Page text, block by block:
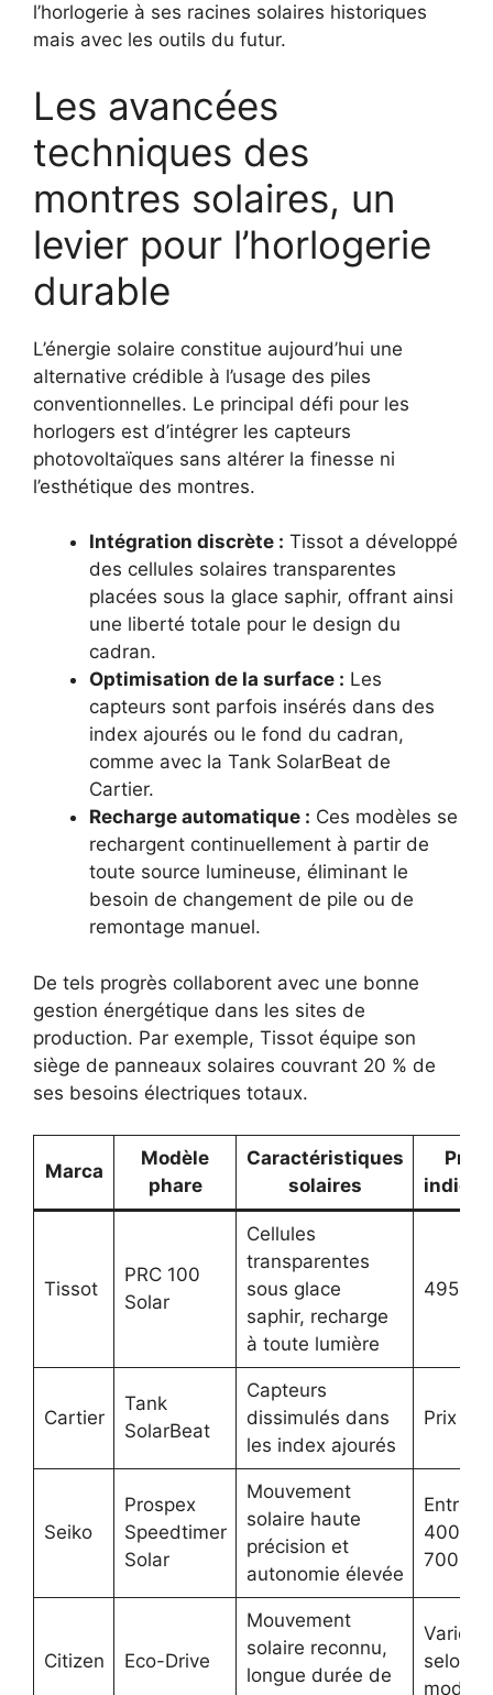
l’horlogerie à ses racines solaires historiques
mais avec les outils du futur.
Les avancées
techniques des
montres solaires, un
levier pour l’horlogerie
durable
L’énergie solaire constitue aujourd’hui une
alternative crédible à l’usage des piles
conventionnelles. Le principal défi pour les
horlogers est d’intégrer les capteurs
photovoltaïques sans altérer la finesse ni
l’esthétique des montres.
Intégration discrète : Tissot a développé
des cellules solaires transparentes
placées sous la glace saphir, offrant ainsi
une liberté totale pour le design du
cadran.
Optimisation de la surface : Les
capteurs sont parfois insérés dans des
index ajourés ou le fond du cadran,
comme avec la Tank SolarBeat de
Cartier.
Recharge automatique : Ces modèles se
rechargent continuellement à partir de
toute source lumineuse, éliminant le
besoin de changement de pile ou de
remontage manuel.
De tels progrès collaborent avec une bonne
gestion énergétique dans les sites de
production. Par exemple, Tissot équipe son
siège de panneaux solaires couvrant 20 % de
ses besoins électriques totaux.
Marca
Modèle
phare
Caractéristiques
solaires
Prix
Tissot
PRC 100
Solar
Cellules
transparentes
sous glace
saphir, recharge
à toute lumière
495 €
Cartier
Tank
SolarBeat
Capteurs
dissimulés dans
les index ajourés
Prix
Seiko
Prospex
Speedtimer
Solar
Mouvement
solaire haute
précision et
autonomie élevée
Entre
400 et
700 €
Citizen Eco-Drive
Mouvement
solaire reconnu,
longue durée de
Varie
selon
modèle